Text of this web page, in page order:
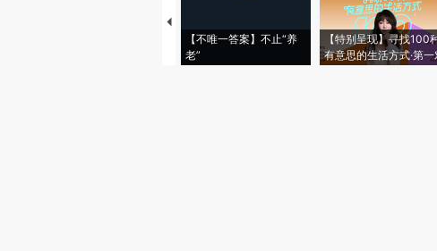
找矿又有突破，西藏新增铬铁矿资源量73.83万吨
中国“逐日工程”研究取得重大进展
辛纳夺得罗马大师赛冠军，解锁“金大师”成就
【不唯一答案】不止“养
老”
【特别呈现】寻找100
有意思的生活方式·第一